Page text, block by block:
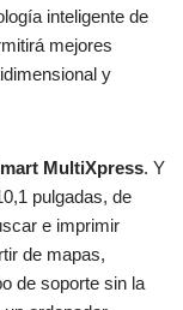
inteligente de
mejores
y
MultiXpress. Y
pulgadas, de
e imprimir
de mapas,
de soporte sin la